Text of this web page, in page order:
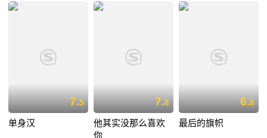
7.5
单身汉
7.8
他其实没那么喜欢
你
6.8
最后的旗帜